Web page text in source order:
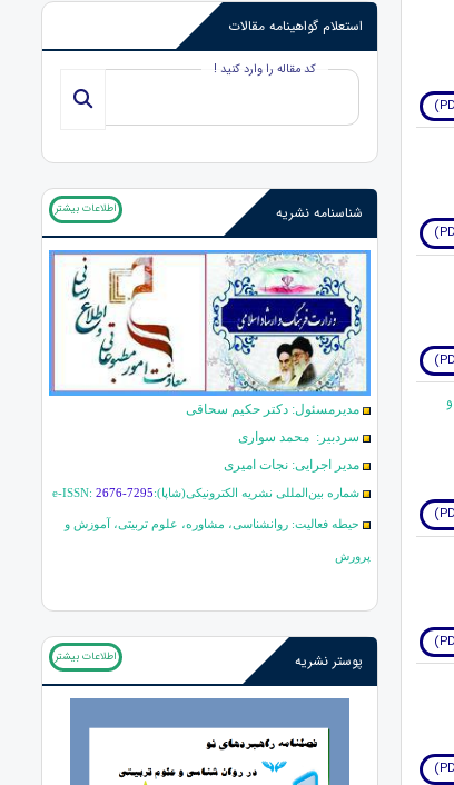
استعلام گواهینامه مقالات
کد مقاله را وارد کنید !
شناسنامه نشریه اطلاعات بیشتر
مدیرمسئول: دکتر حکیم سحاقی
سردبیر: محمد سواری
مدیر اجرایی: نجات امیری
شماره بین‌المللی نشریه الکترونیکی(شاپا): e-ISSN: 2676-7295
حیطه فعالیت: روانشناسی، مشاوره، علوم تربیتی، آموزش و
پرورش
پوستر نشریه اطلاعات بیشتر